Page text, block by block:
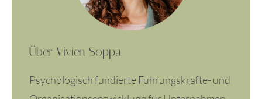
Über Vivien Soppa
Psychologisch fundierte Führungskräfte- und